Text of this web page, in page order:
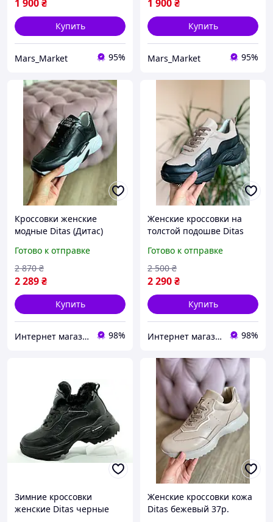
1 900₴
Купить
Mars_Market 95%
1 900₴
Купить
Mars_Market 95%
Кроссовки женские
модные Ditas (Дитас)
Готово к отправке
2 289₴
2 870 ₴
Купить
Интернет магазин спортивной обуви Shoes-Factory 98%
Женские кроссовки на
толстой подошве Ditas
Готово к отправке
2 290₴
2 500 ₴
Купить
Интернет магазин спортивной обуви Shoes-Factory 98%
Зимние кроссовки
женские Ditas черные
Женские кроссовки кожа
Ditas бежевый 37р.